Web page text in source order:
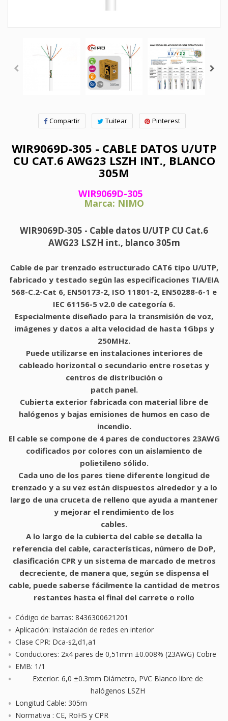
Compartir Tuitear Pinterest
WIR9069D-305 - CABLE DATOS U/UTP
CU CAT.6 AWG23 LSZH INT., BLANCO
305M
WIR9069D-305
Marca: NIMO
WIR9069D-305 - Cable datos U/UTP CU Cat.6
AWG23 LSZH int., blanco 305m
Cable de par trenzado estructurado CAT6 tipo U/UTP,
fabricado y testado según las especificaciones TIA/EIA
568-C.2-Cat 6, EN50173-2, ISO 11801-2, EN50288-6-1 e
IEC 61156-5 v2.0 de categoría 6.
Especialmente diseñado para la transmisión de voz,
imágenes y datos a alta velocidad de hasta 1Gbps y
250MHz.
Puede utilizarse en instalaciones interiores de
cableado horizontal o secundario entre rosetas y
centros de distribución o
patch panel.
Cubierta exterior fabricada con material libre de
halógenos y bajas emisiones de humos en caso de
incendio.
El cable se compone de 4 pares de conductores 23AWG
codificados por colores con un aislamiento de
polietileno sólido.
Cada uno de los pares tiene diferente longitud de
trenzado y a su vez están dispuestos alrededor y a lo
largo de una cruceta de relleno que ayuda a mantener
y mejorar el rendimiento de los
cables.
A lo largo de la cubierta del cable se detalla la
referencia del cable, características, número de DoP,
clasificación CPR y un sistema de marcado de metros
decreciente, de manera que, según se dispensa el
cable, puede saberse fácilmente la cantidad de metros
restantes hasta el final del carrete o rollo
Código de barras: 8436300621201
Aplicación: Instalación de redes en interior
Clase CPR: Dca-s2,d1,a1
Conductores: 2x4 pares de 0,51mm ±0.008% (23AWG) Cobre
EMB: 1/1
Exterior: 6,0 ±0.3mm Diámetro, PVC Blanco libre de
halógenos LSZH
Longitud Cable: 305m
Normativa : CE, RoHS y CPR